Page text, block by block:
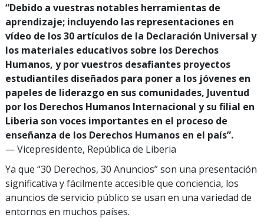
“Debido a vuestras notables herramientas de
aprendizaje; incluyendo las representaciones en
vídeo de los 30 artículos de la Declaración Universal y
los materiales educativos sobre los Derechos
Humanos, y por vuestros desafiantes proyectos
estudiantiles diseñados para poner a los jóvenes en
papeles de liderazgo en sus comunidades, Juventud
por los Derechos Humanos Internacional y su filial en
Liberia son voces importantes en el proceso de
enseñanza de los Derechos Humanos en el país”.
— Vicepresidente, República de Liberia
Ya que “30 Derechos, 30 Anuncios” son una presentación
significativa y fácilmente accesible que conciencia, los
anuncios de servicio público se usan en una variedad de
entornos en muchos países.